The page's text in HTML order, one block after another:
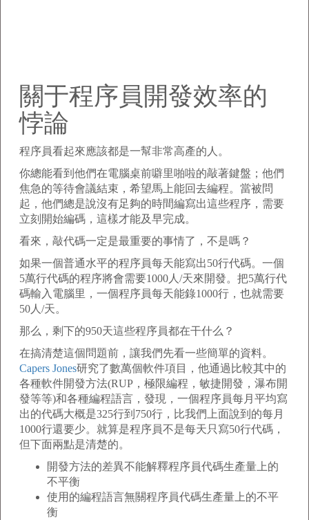
關于程序員開發效率的
悖論
程序員看起來應該都是一幫非常高產的人。
你總能看到他們在電腦桌前噼里啪啦的敲著鍵盤；他們
焦急的等待會議結束，希望馬上能回去編程。當被問
起，他們總是說沒有足夠的時間編寫出這些程序，需要
立刻開始編碼，這樣才能及早完成。
看來，敲代碼一定是最重要的事情了，不是嗎？
如果一個普通水平的程序員每天能寫出50行代碼。一個
5萬行代碼的程序將會需要1000人/天來開發。把5萬行代
碼輸入電腦里，一個程序員每天能錄1000行，也就需要
50人/天。
那么，剩下的950天這些程序員都在干什么？
在搞清楚這個問題前，讓我們先看一些簡單的資料。
Capers Jones研究了數萬個軟件項目，他通過比較其中的
各種軟件開發方法(RUP，極限編程，敏捷開發，瀑布開
發等等)和各種編程語言，發現，一個程序員每月平均寫
出的代碼大概是325行到750行，比我們上面說到的每月
1000行還要少。就算是程序員不是每天只寫50行代碼，
但下面兩點是清楚的。
開發方法的差異不能解釋程序員代碼生產量上的
不平衡
使用的編程語言無關程序員代碼生產量上的不平
衡